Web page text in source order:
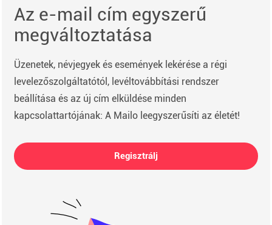
Az e-mail cím egyszerű
megváltoztatása
Üzenetek, névjegyek és események lekérése a régi
levelezőszolgáltatótól, levéltovábbítási rendszer
beállítása és az új cím elküldése minden
kapcsolattartójának: A Mailo leegyszerűsíti az életét!
Regisztrálj